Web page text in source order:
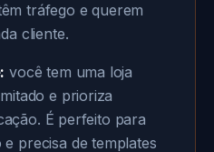
tráfego e querem
cliente.
você tem uma loja
e prioriza
É perfeito para
precisa de templates